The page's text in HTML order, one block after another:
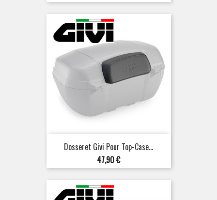
Dosseret Givi Pour Top-Case...
Prix
47,90 €